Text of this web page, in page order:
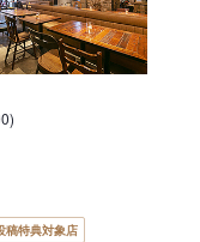
稿特典対象店